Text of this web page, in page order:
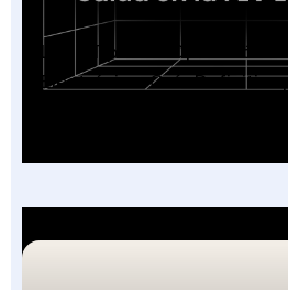
Los 7 Tipos de Operación
Electrónica: Guía Definitiva